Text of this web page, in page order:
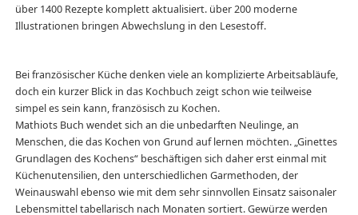
über 1400 Rezepte komplett aktualisiert. über 200 moderne
Illustrationen bringen Abwechslung in den Lesestoff.
Bei französischer Küche denken viele an komplizierte Arbeitsabläufe,
doch ein kurzer Blick in das Kochbuch zeigt schon wie teilweise
simpel es sein kann, französisch zu Kochen.
Mathiots Buch wendet sich an die unbedarften Neulinge, an
Menschen, die das Kochen von Grund auf lernen möchten. „Ginettes
Grundlagen des Kochens“ beschäftigen sich daher erst einmal mit
Küchenutensilien, den unterschiedlichen Garmethoden, der
Weinauswahl ebenso wie mit dem sehr sinnvollen Einsatz saisonaler
Lebensmittel tabellarisch nach Monaten sortiert. Gewürze werden